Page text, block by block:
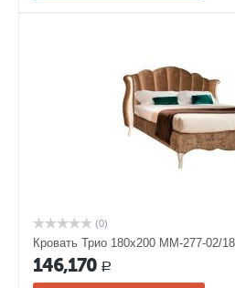
(0)
Кровать Трио 180х200 ММ-277-02/
146,170 Р